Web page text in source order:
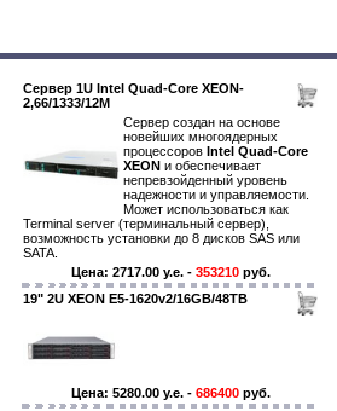
Сервер 1U Intel Quad-Core XEON-
2,66/1333/12M
Сервер создан на основе
новейших многоядерных
процессоров Intel Quad-Core
XEON и обеспечивает
непревзойденный уровень
надежности и управляемости.
Может использоваться как
Terminal server (терминальный сервер),
возможность установки до 8 дисков SAS или
SATA.
Цена: 2717.00 y.e. - 353210руб.
19" 2U XEON E5-1620v2/16GB/48TB
Цена: 5280.00 y.e. - 686400руб.